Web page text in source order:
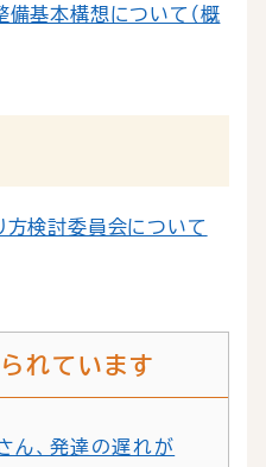
基本構想について（概
方検討委員会について
れています
ん、発達の遅れが